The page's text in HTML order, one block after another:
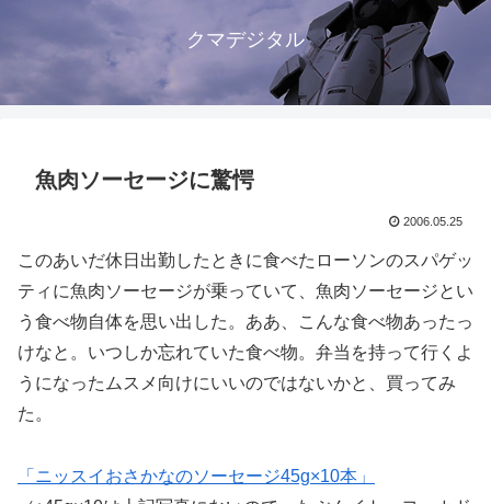
クマデジタル
魚肉ソーセージに驚愕
2006.05.25
このあいだ休日出勤したときに食べたローソンのスパゲッ
ティに魚肉ソーセージが乗っていて、魚肉ソーセージとい
う食べ物自体を思い出した。ああ、こんな食べ物あったっ
けなと。いつしか忘れていた食べ物。弁当を持って行くよ
うになったムスメ向けにいいのではないかと、買ってみ
た。
「ニッスイおさかなのソーセージ45g×10本」